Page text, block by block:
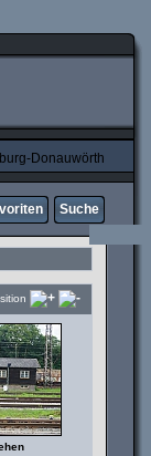
Donauwörth
Suche